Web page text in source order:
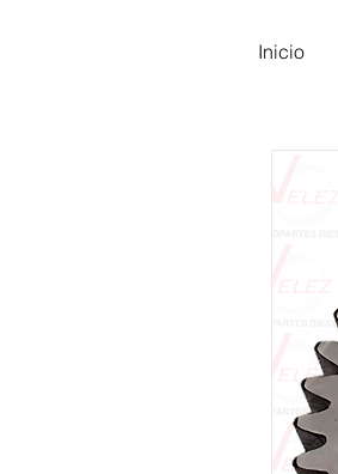
Inicio